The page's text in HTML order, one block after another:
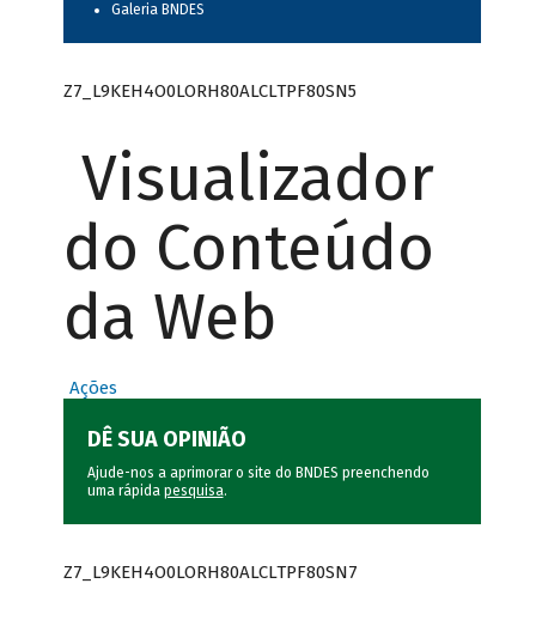
Galeria BNDES
Z7_L9KEH4O0LORH80ALCLTPF80SN5
Visualizador
do Conteúdo
da Web
Ações
DÊ SUA OPINIÃO
Ajude-nos a aprimorar o site do BNDES preenchendo
uma rápida pesquisa.
Z7_L9KEH4O0LORH80ALCLTPF80SN7